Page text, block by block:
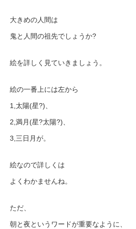
大きめの人間は
鬼と人間の祖先でしょうか?
絵を詳しく見ていきましょう。
絵の一番上には左から
1,太陽(星?)、
2,満月(星?太陽?)、
3,三日月が。
絵なので詳しくは
よくわかませんね。
ただ、
朝と夜というワードが重要なように、